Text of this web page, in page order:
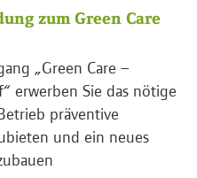
zum Green Care
„Green Care –
erwerben Sie das nötige
präventive
und ein neues